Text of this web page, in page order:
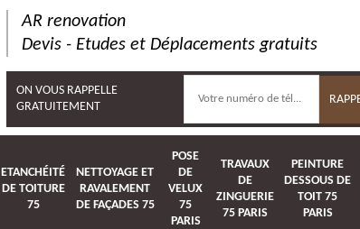
AR renovation
Devis - Etudes et Déplacements gratuits
ON VOUS RAPPELLE
GRATUITEMENT
ETANCHÉITÉ
DE TOITURE
75
NETTOYAGE ET
RAVALEMENT
DE FAÇADES 75
POSE
DE
VELUX
75
PARIS
TRAVAUX
DE
ZINGUERIE
75 PARIS
PEINTURE
DESSOUS DE
TOIT 75
PARIS